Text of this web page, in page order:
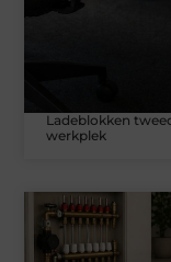
Ladeblokken
werkplek